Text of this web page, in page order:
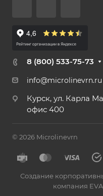
8 (800) 533-75-73
info@microlinevrn.ru
Курск, ул. Карла
офис 400
© 2026 Microlinevrn
Создание
компания EVA